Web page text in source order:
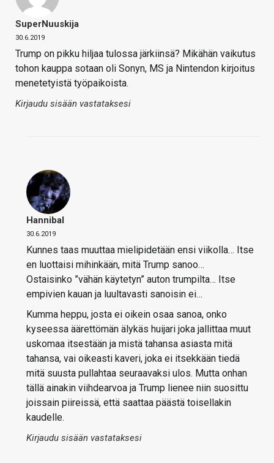
SuperNuuskija
30.6.2019
Trump on pikku hiljaa tulossa järkiinsä? Mikähän vaikutus
tohon kauppa sotaan oli Sonyn, MS ja Nintendon kirjoitus
menetetyistä työpaikoista.
Kirjaudu sisään vastataksesi
Hannibal
30.6.2019
Kunnes taas muuttaa mielipidetään ensi viikolla… Itse
en luottaisi mihinkään, mitä Trump sanoo…
Ostaisinko ”vähän käytetyn” auton trumpilta… Itse
empivien kauan ja luultavasti sanoisin ei…
Kumma heppu, josta ei oikein osaa sanoa, onko
kyseessa äärettömän älykäs huijari joka jallittaa muut
uskomaa itsestään ja mistä tahansa asiasta mitä
tahansa, vai oikeasti kaveri, joka ei itsekkään tiedä
mitä suusta pullahtaa seuraavaksi ulos. Mutta onhan
tällä ainakin viihdearvoa ja Trump lienee niin suosittu
joissain piireissä, että saattaa päästä toisellakin
kaudelle.
Kirjaudu sisään vastataksesi